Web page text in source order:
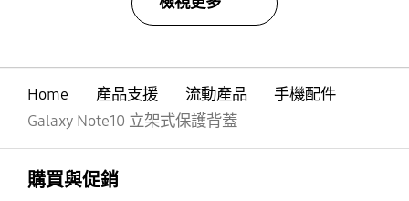
Home 產品支援 流動產品
手機配件
Galaxy Note10 立架式保護背蓋
購買與促銷